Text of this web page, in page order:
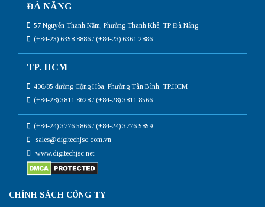
ĐÀ NẴNG
57 Nguyễn Thanh Năm, Phường Thanh Khê, TP Đà Nẵng
(+84-23) 6358 8886 / (+84-23) 6361 2886
TP. HCM
406/85 đường Cộng Hòa, Phường Tân Bình, TP.HCM
(+84-28) 3811 8628 / (+84-28) 3811 8566
(+84-24) 3776 5866 / (+84-24) 3776 5859
sales@digitechjsc.com.vn
www.digitechjsc.net
CHÍNH SÁCH CÔNG TY